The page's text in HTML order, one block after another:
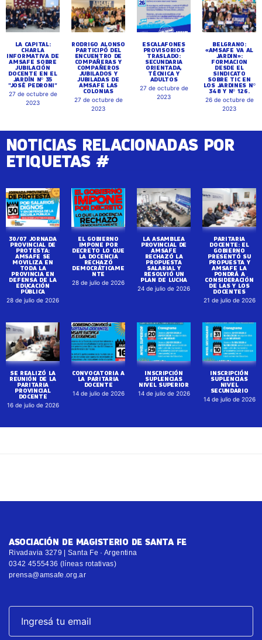
LA CAPITAL:
CHARLA
INFORMATIVA DE
AMSAFE SOBRE
JUBILACIÓN
DOCENTE EN EL
JARDÍN Nº 35
"JOSÉ PEDRONI"
27 de octubre de
2023
RODRIGO ALONSO
PARTICIPÓ DEL
ENCUENTRO DE
COMPAÑERAS Y
COMPAÑEROS
JUBILADOS Y
JUBILADAS DE
AMSAFE LAS
COLONIAS
27 de octubre de
2023
ESCALAFONES
PROVISORIOS
TRASLADO:
SECUNDARIA
ORIENTADA,
TÉCNICA Y
ADULTOS
27 de octubre de
2023
BELGRANO:
«AMSAFE VA AL
JARDIN»:
FORMACION
DESDE EL
SINDICATO
SOBRE TIC EN
LOS JARDINES Nº
348 Y Nº 126.
26 de octubre de
2023
NOTICIAS RELACIONADAS POR
ETIQUETAS #
30/07 JORNADA
PROVINCIAL DE
PROTESTA:
AMSAFE SE
MOVILIZA EN
TODA LA
PROVINCIA EN
DEFENSA DE LA
EDUCACIÓN
PÚBLICA
28 de julio de 2026
EL GOBIERNO
IMPONE POR
DECRETO LO QUE
LA DOCENCIA
RECHAZÓ
DEMOCRÁTICAME
NTE
28 de julio de 2026
LA ASAMBLEA
PROVINCIAL DE
AMSAFE
RECHAZÓ LA
PROPUESTA
SALARIAL Y
RESOLVIÓ UN
PLAN DE LUCHA
24 de julio de 2026
PARITARIA
DOCENTE: EL
GOBIERNO
PRESENTÓ SU
PROPUESTA Y
AMSAFE LA
PONDRÁ A
CONSIDERACIÓN
DE LAS Y LOS
DOCENTES
21 de julio de 2026
SE REALIZÓ LA
REUNIÓN DE LA
PARITARIA
PROVINCIAL
DOCENTE
16 de julio de 2026
CONVOCATORIA A
LA PARITARIA
DOCENTE
14 de julio de 2026
INSCRIPCIÓN
SUPLENCIAS
NIVEL SUPERIOR
14 de julio de 2026
INSCRIPCIÓN
SUPLENCIAS
NIVEL
SECUNDARIO
14 de julio de 2026
ASOCIACIÓN DE MAGISTERIO DE SANTA FE
Rivadavia 3279 | Santa Fe · Argentina
0342 4555436 (líneas rotativas)
prensa@amsafe.org.ar